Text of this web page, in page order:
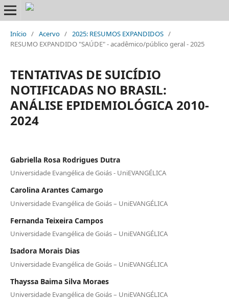
Início / Acervo / 2025: RESUMOS EXPANDIDOS /
RESUMO EXPANDIDO "SAÚDE" - acadêmico/público geral - 2025
TENTATIVAS DE SUICÍDIO
NOTIFICADAS NO BRASIL:
ANÁLISE EPIDEMIOLÓGICA 2010-
2024
Gabriella Rosa Rodrigues Dutra
Universidade Evangélica de Goiás - UniEVANGÉLICA
Carolina Arantes Camargo
Universidade Evangélica de Goiás – UniEVANGÉLICA
Fernanda Teixeira Campos
Universidade Evangélica de Goiás – UniEVANGÉLICA
Isadora Morais Dias
Universidade Evangélica de Goiás – UniEVANGÉLICA
Thayssa Baima Silva Moraes
Universidade Evangélica de Goiás – UniEVANGÉLICA